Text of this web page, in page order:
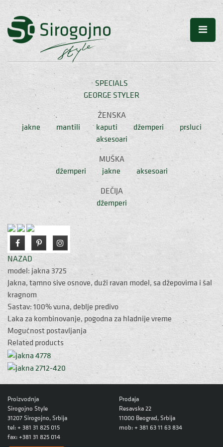
SPECIALS
GEORGE STYLER
ŽENSKA
jakne
mantili kaputi džemperi
prsluci
aksesoari
MUŠKA
džemperi
jakne
aksesoari
DEČIJA
džemperi
NAZAD
model: jakna 3725
Jakna, tamno sive osnove, duži ravan model, sa džepovima i šal
kragnom
Sastav: 100% vuna, deblje predivo
Laka za kombinovanje, pogodna za hladnije vreme
Mogućnost postavljanja
Related products
Proizvodnja
Sirogojno Style
31207 Sirogojno, Srbija
tel: + 381 31 825 015
fax: +381 31 825 014
Prodaja
Resavska 22
11000 Beograd, Srbija
mob: + 381 63 11 63 834